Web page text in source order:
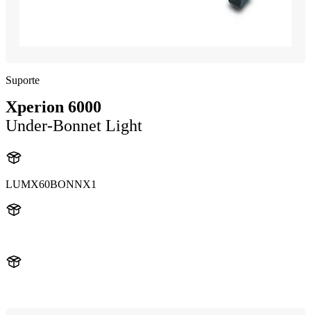
Suporte
Xperion 6000
Under-Bonnet Light
LUMX60BONNX1